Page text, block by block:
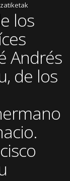
los
Andrés
de los